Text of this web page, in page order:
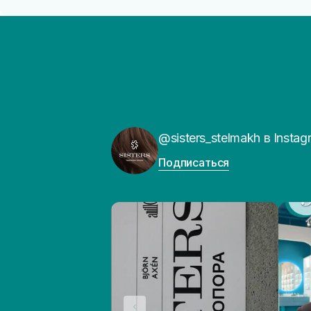
@sisters_stelmakh в
Подписаться